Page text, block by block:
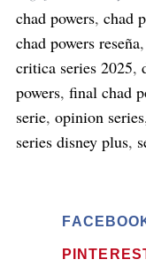
chad powers, chad
chad powers reseña,
critica series 2025,
powers, final chad
serie, opinion series,
series disney plus,